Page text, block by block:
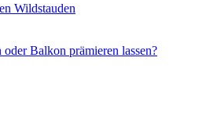
Wildstauden
Balkon prämieren lassen?